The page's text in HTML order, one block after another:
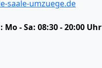
saale-umzuege.de
Mo - Sa: 08:30 - 20:00 Uhr